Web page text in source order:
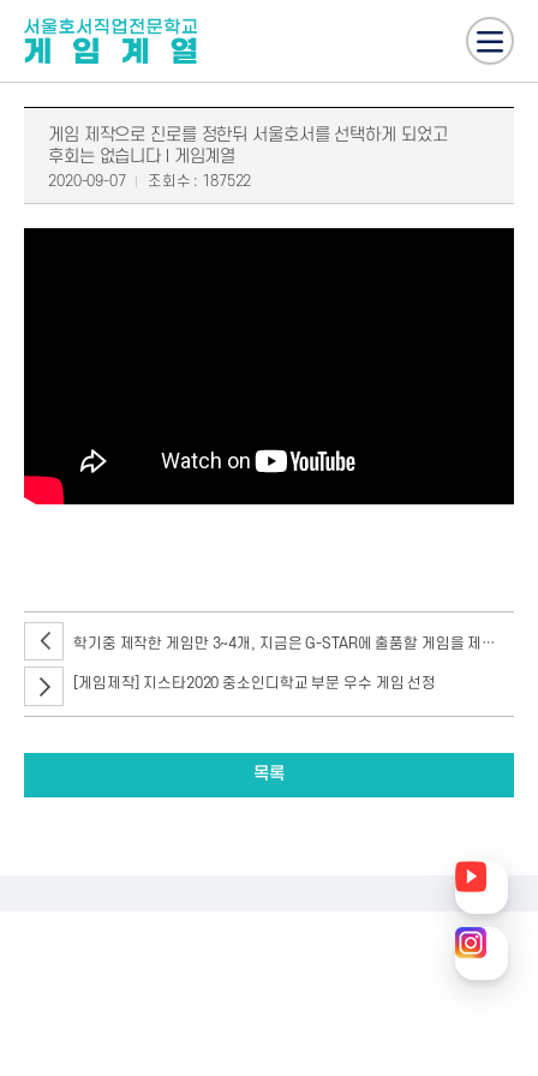
게임 제작으로 진로를 정한뒤 서울호서를 선택하게 되었고
후회는 없습니다 l 게임계열
2020-09-07 조회수 : 187522
학기중 제작한 게임만 3~4개, 지금은 G-STAR에 출품할 게임을 제작중 l 게임계열
[게임제작] 지스타2020 중소인디학교 부문 우수 게임 선정
목록